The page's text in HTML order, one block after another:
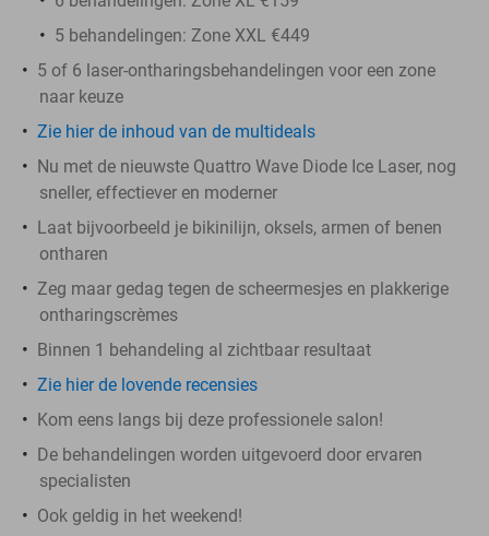
5 behandelingen: Zone XXL €449
5 of 6 laser-ontharingsbehandelingen voor een zone
naar keuze
Zie hier de inhoud van de multideals
Nu met de nieuwste Quattro Wave Diode Ice Laser, nog
sneller, effectiever en moderner
Laat bijvoorbeeld je bikinilijn, oksels, armen of benen
ontharen
Zeg maar gedag tegen de scheermesjes en plakkerige
ontharingscrèmes
Binnen 1 behandeling al zichtbaar resultaat
Zie hier de lovende recensies
Kom eens langs bij deze professionele salon!
De behandelingen worden uitgevoerd door ervaren
specialisten
Ook geldig in het weekend!